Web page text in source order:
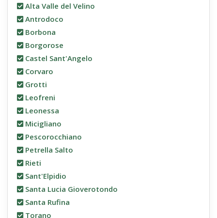
Alta Valle del Velino
Antrodoco
Borbona
Borgorose
Castel Sant'Angelo
Corvaro
Grotti
Leofreni
Leonessa
Micigliano
Pescorocchiano
Petrella Salto
Rieti
Sant'Elpidio
Santa Lucia Gioverotondo
Santa Rufina
Torano